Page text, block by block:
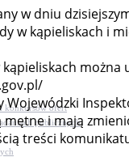
konkursów ofert
publicznych
w dniu
w kąpieliskach i
Wojewódzki
i mają
treści